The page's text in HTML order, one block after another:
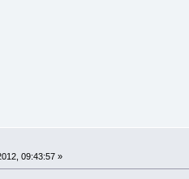
09:43:57 »